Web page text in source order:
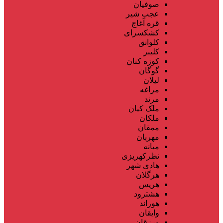
صوفیان
عجب شیر
قره آغاج
کشکسرای
کلوانق
کلیبر
کوزه کنان
گوگان
لیلان
مراغه
مرند
ملک کیان
ملکان
ممقان
مهربان
میانه
نظرکهریزی
هادی شهر
هرگلان
هریس
هشترود
هوراند
وایقان